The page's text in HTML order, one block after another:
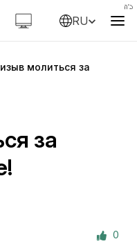
RU
молиться за
за
0